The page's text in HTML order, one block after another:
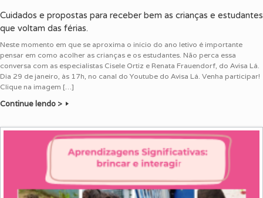
Cuidados e propostas para receber bem as crianças e estudantes
que voltam das férias.
Neste momento em que se aproxima o início do ano letivo é importante
pensar em como acolher as crianças e os estudantes. Não perca essa
conversa com as especialistas Cisele Ortiz e Renata Frauendorf, do Avisa Lá.
Dia 29 de janeiro, às 17h, no canal do Youtube do Avisa Lá. Venha participar!
Clique na imagem […]
Continue lendo >